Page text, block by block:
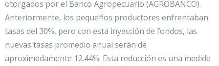
otorgados por el Banco Agropecuario (AGROBANCO).
Anteriormente, los pequeños productores enfrentaban
tasas del 30%, pero con esta inyección de fondos, las
nuevas tasas promedio anual serán de
aproximadamente 12.44%. Esta reducción es una medida